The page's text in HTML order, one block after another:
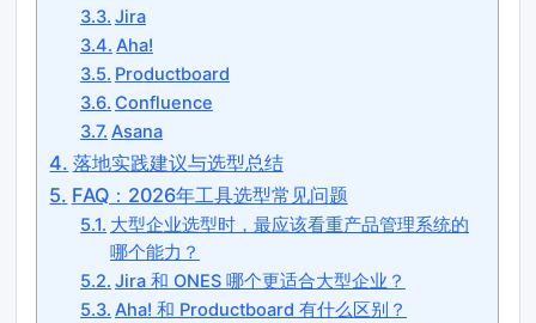
Jira
Aha!
Productboard
Confluence
Asana
落地实践建议与选型总结
FAQ：2026年工具选型常见问题
大型企业选型时，最应该看重产品管理系统的
哪个能力？
Jira 和 ONES 哪个更适合大型企业？
Aha! 和 Productboard 有什么区别？